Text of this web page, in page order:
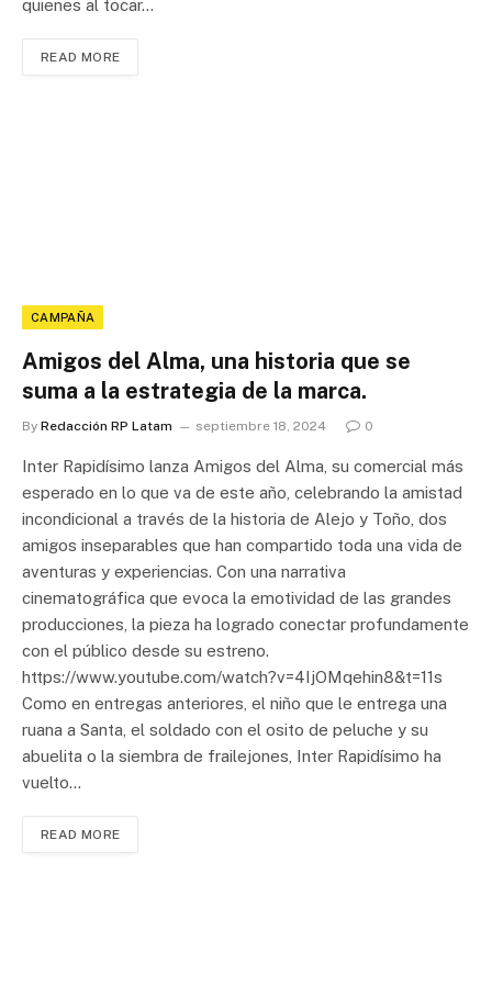
quienes al tocar…
READ MORE
CAMPAÑA
Amigos del Alma, una historia que se
suma a la estrategia de la marca.
By Redacción RP Latam septiembre 18, 2024 0
Inter Rapidísimo lanza Amigos del Alma, su comercial más
esperado en lo que va de este año, celebrando la amistad
incondicional a través de la historia de Alejo y Toño, dos
amigos inseparables que han compartido toda una vida de
aventuras y experiencias. Con una narrativa
cinematográfica que evoca la emotividad de las grandes
producciones, la pieza ha logrado conectar profundamente
con el público desde su estreno.
https://www.youtube.com/watch?v=4IjOMqehin8&t=11s
Como en entregas anteriores, el niño que le entrega una
ruana a Santa, el soldado con el osito de peluche y su
abuelita o la siembra de frailejones, Inter Rapidísimo ha
vuelto…
READ MORE